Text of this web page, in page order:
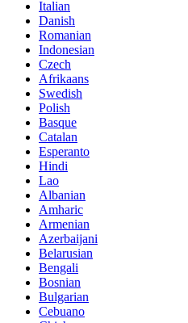
Italian
Danish
Romanian
Indonesian
Czech
Afrikaans
Swedish
Polish
Basque
Catalan
Esperanto
Hindi
Lao
Albanian
Amharic
Armenian
Azerbaijani
Belarusian
Bengali
Bosnian
Bulgarian
Cebuano